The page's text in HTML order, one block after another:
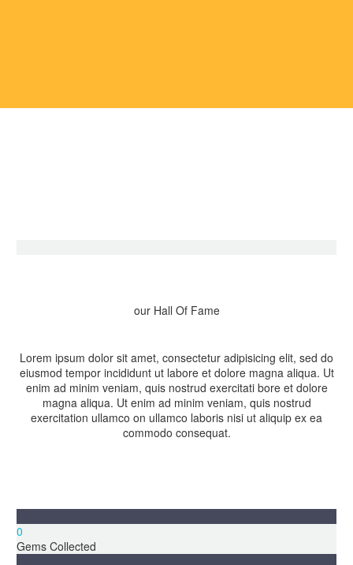
our Hall Of Fame
Lorem ipsum dolor sit amet, consectetur adipisicing elit, sed do
eiusmod tempor incididunt ut labore et dolore magna aliqua. Ut
enim ad minim veniam, quis nostrud exercitati bore et dolore
magna aliqua. Ut enim ad minim veniam, quis nostrud
exercitation ullamco on ullamco laboris nisi ut aliquip ex ea
commodo consequat.
0
Gems Collected